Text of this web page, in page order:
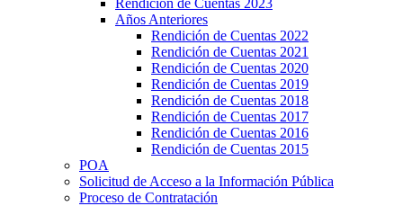
Rendición de Cuentas 2023
Años Anteriores
Rendición de Cuentas 2022
Rendición de Cuentas 2021
Rendición de Cuentas 2020
Rendición de Cuentas 2019
Rendición de Cuentas 2018
Rendición de Cuentas 2017
Rendición de Cuentas 2016
Rendición de Cuentas 2015
POA
Solicitud de Acceso a la Información Pública
Proceso de Contratación